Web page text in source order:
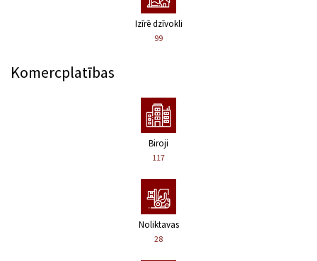
Izīrē dzīvokli
99
Komercplatības
Biroji
117
Noliktavas
28